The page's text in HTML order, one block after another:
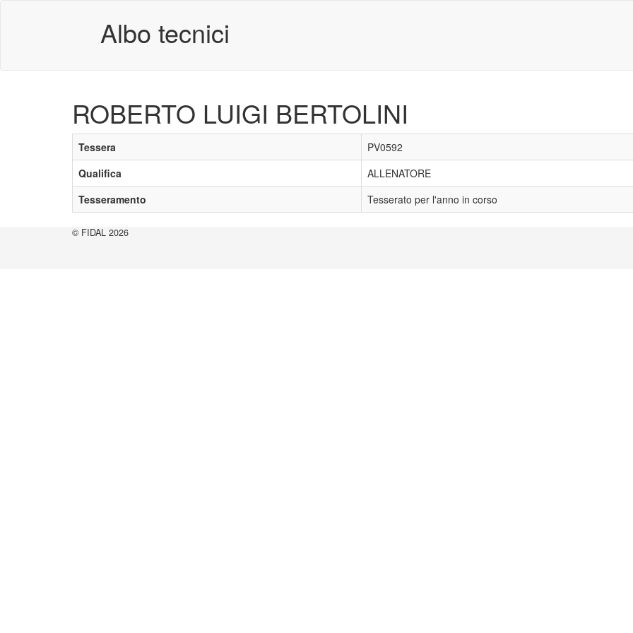
Albo tecnici
ROBERTO LUIGI BERTOLINI
Tessera
PV0592
Qualifica
ALLENATORE
Tesseramento
Tesserato per l'anno in corso
© FIDAL 2026